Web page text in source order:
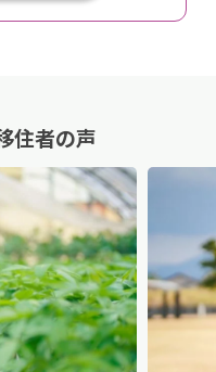
住者の声